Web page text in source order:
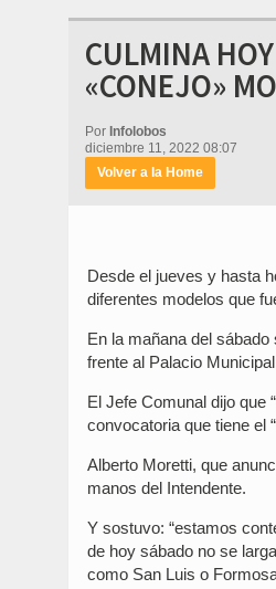
CULMINA
«CONEJO»
Por Infolobos
diciembre 11, 2022 08:07
Volver a la Home
Desde el jueves y hasta
diferentes modelos que
En la mañana del
frente al Palacio
El Jefe Comunal dijo que
convocatoria que tiene el
Alberto Moretti, que
manos del Intendente.
Y sostuvo: “estamos
de hoy sábado no se
como San Luis o